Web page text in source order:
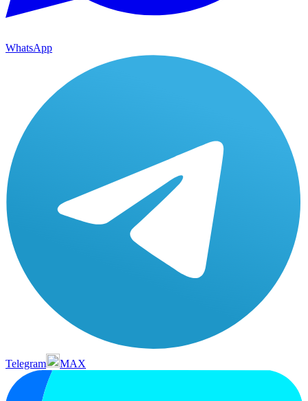
WhatsApp
Telegram MAX